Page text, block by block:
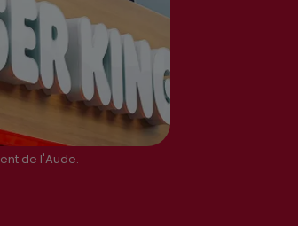
de l'Aude.